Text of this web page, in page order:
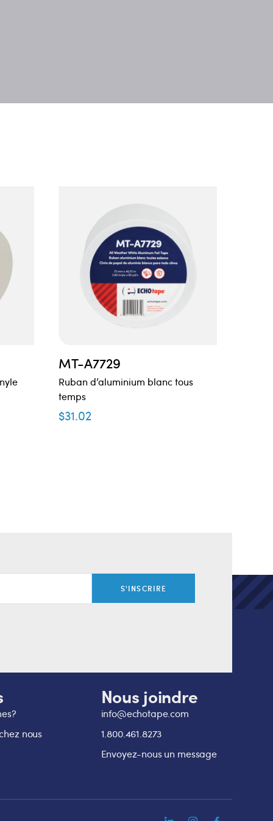
MT-A7729
Ruban d’aluminium blanc tous
temps
$31.02
S'INSCRIRE
nous
Nous joindre
info@echotape.com
1.800.461.8273
Envoyez-nous un message